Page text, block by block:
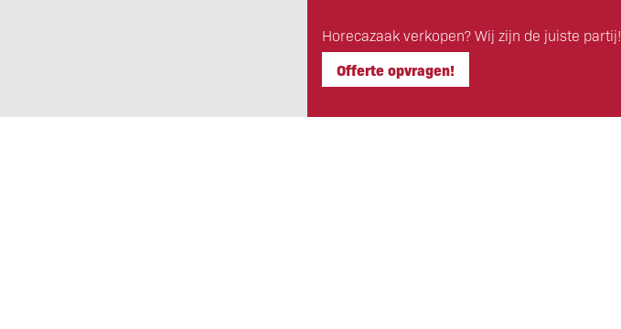
Horecazaak verkopen? Wij zijn de juiste partij!
Offerte opvragen!